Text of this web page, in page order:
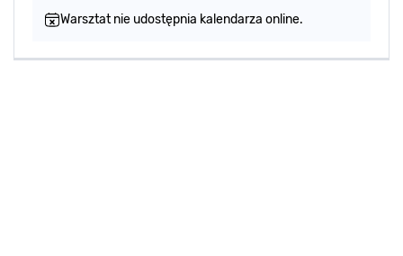
Warsztat nie udostępnia kalendarza online.